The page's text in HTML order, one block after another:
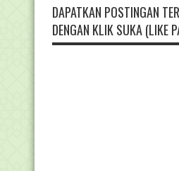
DAPATKAN POSTINGAN
DENGAN KLIK SUKA (LIKE